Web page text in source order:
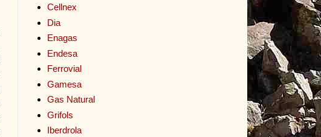
Cellnex
Dia
Enagas
Endesa
Ferrovial
Gamesa
Gas Natural
Grifols
Iberdrola